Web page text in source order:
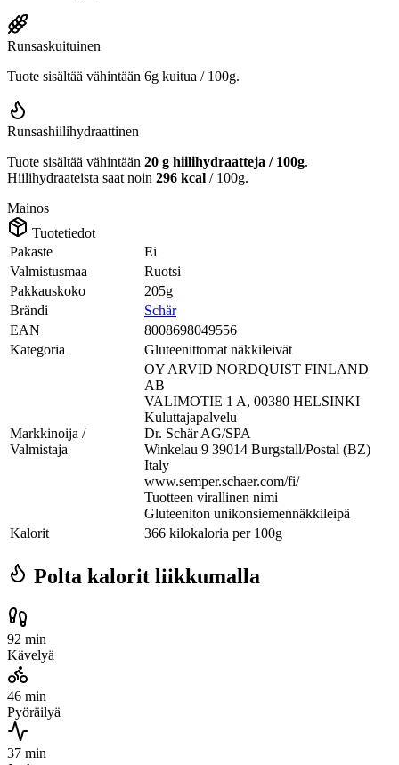
Runsaskuituinen
Tuote sisältää vähintään 6g kuitua / 100g.
Runsashiilihydraattinen
Tuote sisältää vähintään 20 g hiilihydraatteja / 100g.
Hiilihydraateista saat noin 296 kcal / 100g.
Mainos
Tuotetiedot
Pakaste
Ei
Valmistusmaa
Ruotsi
Pakkauskoko
205g
Brändi
Schär
EAN
8008698049556
Kategoria
Gluteenittomat näkkileivät
Markkinoija /
Valmistaja
OY ARVID NORDQUIST FINLAND
AB
VALIMOTIE 1 A, 00380 HELSINKI
Kuluttajapalvelu
Dr. Schär AG/SPA
Winkelau 9 39014 Burgstall/Postal (BZ)
Italy
www.semper.schaer.com/fi/
Tuotteen virallinen nimi
Gluteeniton unikonsiemennäkkileipä
Kalorit
366 kilokaloria per 100g
Polta kalorit liikkumalla
92 min
Kävelyä
46 min
Pyöräilyä
37 min